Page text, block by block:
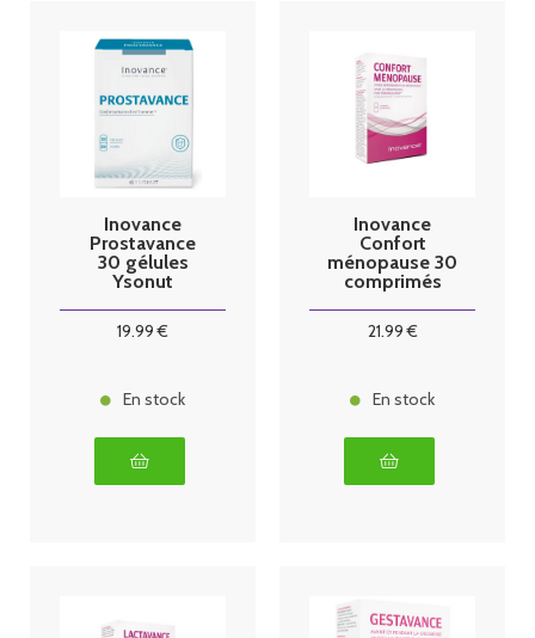
Inovance
Prostavance
30 gélules
Ysonut
19.99 €
En stock
Inovance
Confort
ménopause 30
comprimés
21.99€
En stock